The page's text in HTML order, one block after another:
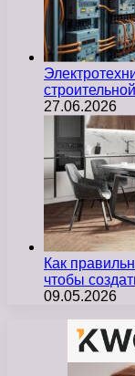
27.06.2026
Как
чтобы
09.05.2026